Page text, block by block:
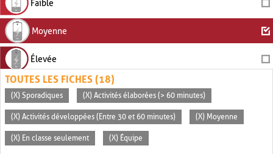
Faible
Moyenne
Élevée
TOUTES LES FICHES (18)
(X) Sporadiques (X) Activités élaborées (> 60 minutes)
(X) Activités développées (Entre 30 et 60 minutes) (X) Moyenne
(X) En classe seulement (X) Équipe